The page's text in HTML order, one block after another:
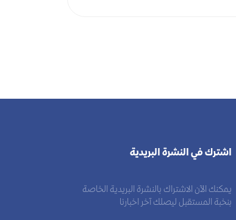
اشترك في النشرة البريدية
يمكنك الآن الاشتراك بالنشرة البريدية الخاصة
بنخبة المستقبل ليصلك آخر اخبارنا